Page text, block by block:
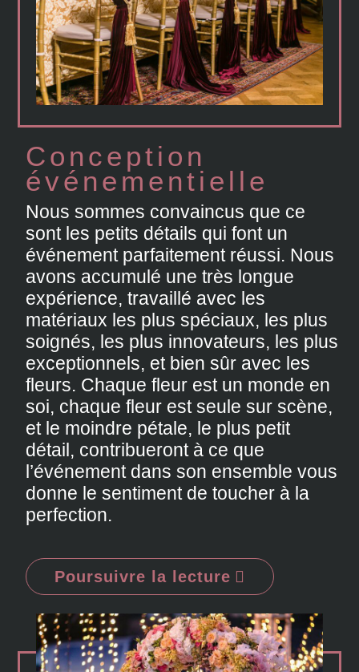
Conception
événementielle
Nous sommes convaincus que ce
sont les petits détails qui font un
événement parfaitement réussi. Nous
avons accumulé une très longue
expérience, travaillé avec les
matériaux les plus spéciaux, les plus
soignés, les plus innovateurs, les plus
exceptionnels, et bien sûr avec les
fleurs. Chaque fleur est un monde en
soi, chaque fleur est seule sur scène,
et le moindre pétale, le plus petit
détail, contribueront à ce que
l’événement dans son ensemble vous
donne le sentiment de toucher à la
perfection.
Poursuivre la lecture